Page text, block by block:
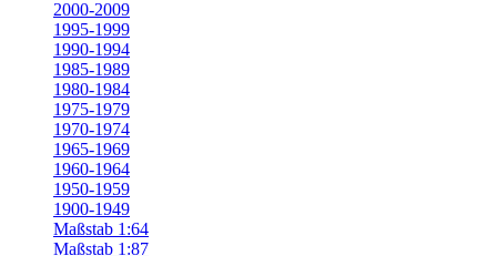
2000-2009
1995-1999
1990-1994
1985-1989
1980-1984
1975-1979
1970-1974
1965-1969
1960-1964
1950-1959
1900-1949
Maßstab 1:64
Maßstab 1:87